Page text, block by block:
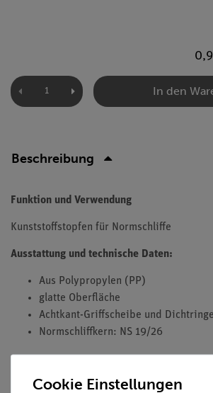
In den
Beschreibung
Funktion und Verwendung
Kunststoffstopfen für Normschliffe
Ausstattung und technische Daten:
Aus Polypropylen (PP)
glatte Oberfläche
Achtkant-Griffscheibe und Dichtringe
Normschliffkern: NS 19/26
Cookie Einstellungen